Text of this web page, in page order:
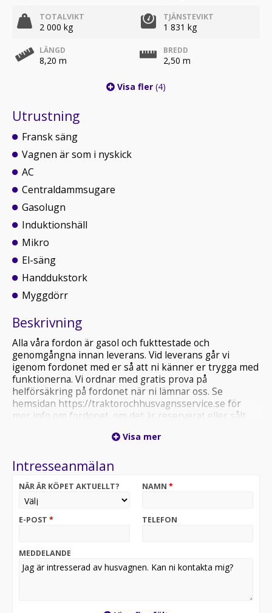
TOTALVIKT
2 000 kg
TJÄNSTEVIKT
1 831 kg
LÄNGD
8,20 m
BREDD
2,50 m
Visa fler (4)
Utrustning
Fransk säng
Vagnen är som i nyskick
AC
Centraldammsugare
Gasolugn
Induktionshäll
Mikro
El-säng
Handdukstork
Myggdörr
Beskrivning
Alla våra fordon är gasol och fukttestade och
genomgångna innan leverans. Vid leverans går vi
igenom fordonet med er så att ni känner er trygga med
funktionerna. Vi ordnar med gratis prova på
helförsäkring på fordonet när ni lämnar oss. Se
hemsidan https://traktorochhusvagnsservice.se för
mer info om fordonet. om det är reserverat eller sålt
får ni prata med en säljare direkt. . .
Visa mer
Intresseanmälan
NÄR ÄR KÖPET AKTUELLT? NAMN *
E-POST * TELEFON
MEDDELANDE